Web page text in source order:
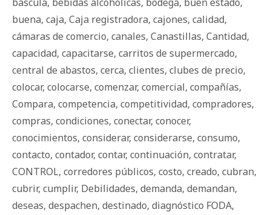
buena, caja, Caja registradora, cajones, calidad,
cámaras de comercio, canales, Canastillas, Cantidad,
capacidad, capacitarse, carritos de supermercado,
central de abastos, cerca, clientes, clubes de precio,
colocar, colocarse, comenzar, comercial, compañías,
Compara, competencia, competitividad, compradores,
compras, condiciones, conectar, conocer,
conocimientos, considerar, considerarse, consumo,
contacto, contador, contar, continuación, contratar,
CONTROL, corredores públicos, costo, creado, cubran,
cubrir, cumplir, Debilidades, demanda, demandan,
deseas, despachen, destinado, diagnóstico FODA,